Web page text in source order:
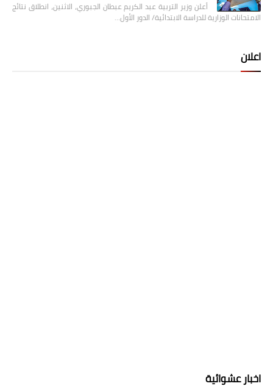
أعلن وزير التربية عبد الكريم عبطان الجبوري، الاثنين، انطلاق نتائج
الامتحانات الوزارية للدراسة الابتدائية/ الدور الأول…
اعلان
اخبار عشوائية